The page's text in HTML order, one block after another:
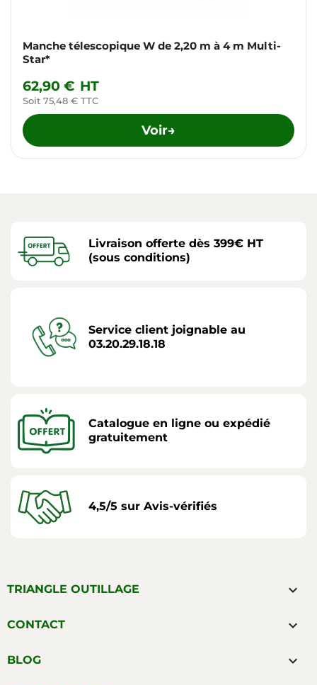
Manche télescopique W de 2,20 m à 4 m Multi-
Star*
62,90 € HT
Soit 75,48 € TTC
Voir→
Livraison offerte dès 399€ HT
(sous conditions)
Service client joignable au
03.20.29.18.18
Catalogue en ligne ou expédié
gratuitement
4,5/5 sur Avis-vérifiés
TRIANGLE OUTILLAGE 
CONTACT 
BLOG 